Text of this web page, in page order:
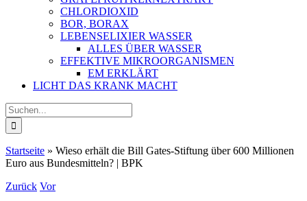
CHLORDIOXID
BOR, BORAX
LEBENSELIXIER WASSER
ALLES ÜBER WASSER
EFFEKTIVE MIKROORGANISMEN
EM ERKLÄRT
LICHT DAS KRANK MACHT
Suche
nach:
Startseite » Wieso erhält die Bill Gates-Stiftung über 600 Millionen
Euro aus Bundesmitteln? | BPK
Zurück Vor